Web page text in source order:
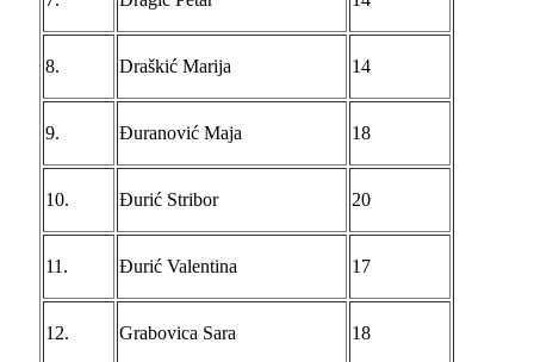
8. Draškić Marija 14
9. Đuranović Maja 18
10. Đurić Stribor 20
11. Đurić Valentina 17
12. Grabovica Sara 18